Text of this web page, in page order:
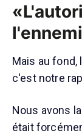
Mais au
c'est notre
Nous avons
était